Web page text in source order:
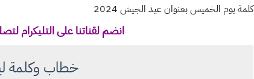
كلمة يوم الخميس بعنوان عيد الجيش 2024
انضم لقناتنا على التليكرام
خطاب وكلمة